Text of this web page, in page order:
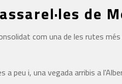
de
com una de les rutes
peu i, una vegada arribis a